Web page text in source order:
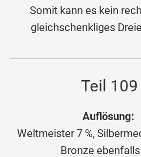
Somit kann es kein
gleichschenkliges
Teil 109
Auflösung:
Weltmeister 7 %,
Bronze ebenfalls